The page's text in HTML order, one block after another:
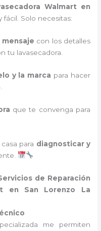
Walmart en
fácil. Solo necesitas:
mensaje con los detalles
tu lavasecadora.
y la marca para hacer
que te convenga para
para diagnosticar y
de Reparación
en San Lorenzo La
me permiten